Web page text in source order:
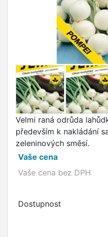
Velmi raná odrůda
především k nakládání
zeleninových směsí.
Vaše cena
Vaše cena bez DPH
Dostupnost